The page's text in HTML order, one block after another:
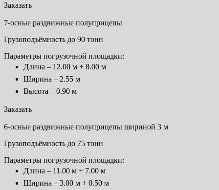
Заказать
7-осные раздвижные полуприцепы
Грузоподъёмность до 90 тонн
Параметры погрузочной площадки:
Длина – 12.00 м + 8.00 м
Ширина – 2.55 м
Высота – 0.90 м
Заказать
6-осные раздвижные полуприцепы шириной 3 м
Грузоподъёмность до 75 тонн
Параметры погрузочной площадки:
Длина – 11.00 м + 7.00 м
Ширина – 3.00 м + 0.50 м